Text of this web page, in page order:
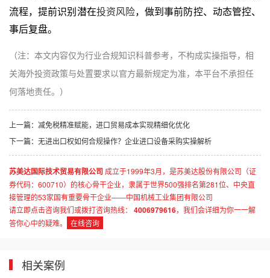
流程，提前识别潜在投资风险，做到事前防控、动态管控、
事后复盘。
（注：本文内容仅为行业合规知识科普参考，不构成实操指导，相
关海外投资政策与处置要求以官方最新规定为准，本平台不承担任
何落地责任。）
上一篇： 减免税精准赋能，进口贸易成本实现精细化优化
下一篇： 无进出口权如何合规操作？企业进口设备采购实操解析
苏美达国际技术贸易有限公司 成立于1999年3月，是苏美达股份有限公司（证
券代码：600710）的核心骨干企业，隶属于世界500强排名第281位、中央直
接管理的53家国有重要骨干企业——中国机械工业集团有限公司
请立即点击咨询我们或拨打咨询热线：
4006979616，我们会详细为你一一解
答你心中的疑难。
在线咨询
相关案例